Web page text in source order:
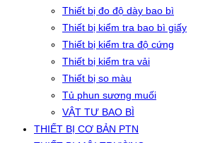
Thiết bị đo độ dày bao bì
Thiết bị kiểm tra bao bì giấy
Thiết bị kiểm tra độ cứng
Thiết bị kiểm tra vải
Thiết bị so màu
Tủ phun sương muối
VẬT TƯ BAO BÌ
THIẾT BỊ CƠ BẢN PTN